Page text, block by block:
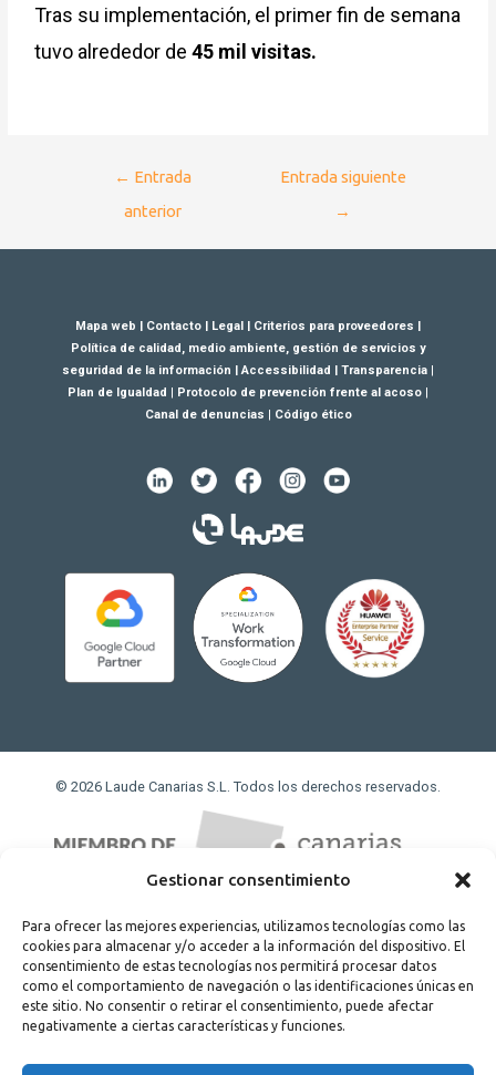
Gestionar consentimiento
Para ofrecer las mejores experiencias, utilizamos tecnologías como las
cookies para almacenar y/o acceder a la información del dispositivo. El
consentimiento de estas tecnologías nos permitirá procesar datos
como el comportamiento de navegación o las identificaciones únicas en
este sitio. No consentir o retirar el consentimiento, puede afectar
negativamente a ciertas características y funciones.
Tras su implementación, el primer fin de semana
tuvo alrededor de45 mil visitas.
← Entrada
anterior
Entrada siguiente
→
Mapa web | Contacto | Legal | Criterios para proveedores |
Política de calidad, medio ambiente, gestión de servicios y
seguridad de la información |Accessibilidad | Transparencia |
Plan de Igualdad | Protocolo de prevención frente al acoso |
Canal de denuncias | Código ético
© 2026 Laude Canarias S.L. Todos los derechos reservados.